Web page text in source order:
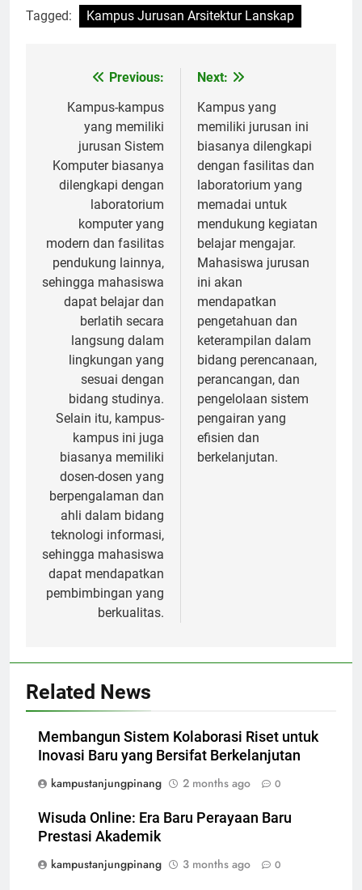
Tagged: Kampus Jurusan Arsitektur Lanskap
navigation
Previous:
Kampus-kampus
yang memiliki
jurusan Sistem
Komputer biasanya
dilengkapi dengan
laboratorium
komputer yang
modern dan fasilitas
pendukung lainnya,
sehingga mahasiswa
dapat belajar dan
berlatih secara
langsung dalam
lingkungan yang
sesuai dengan
bidang studinya.
Selain itu, kampus-
kampus ini juga
biasanya memiliki
dosen-dosen yang
berpengalaman dan
ahli dalam bidang
teknologi informasi,
sehingga mahasiswa
dapat mendapatkan
pembimbingan yang
berkualitas.
Next:
Kampus yang
memiliki jurusan ini
biasanya dilengkapi
dengan fasilitas dan
laboratorium yang
memadai untuk
mendukung kegiatan
belajar mengajar.
Mahasiswa jurusan
ini akan
mendapatkan
pengetahuan dan
keterampilan dalam
bidang perencanaan,
perancangan, dan
pengelolaan sistem
pengairan yang
efisien dan
berkelanjutan.
Related News
Membangun Sistem Kolaborasi Riset untuk
Inovasi Baru yang Bersifat Berkelanjutan
kampustanjungpinang
2 months ago 0
Wisuda Online: Era Baru Perayaan Baru
Prestasi Akademik
kampustanjungpinang
3 months ago 0